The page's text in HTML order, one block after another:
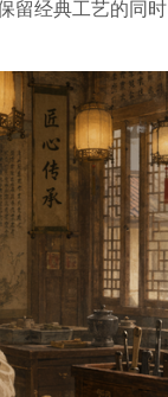
留经典工艺的同